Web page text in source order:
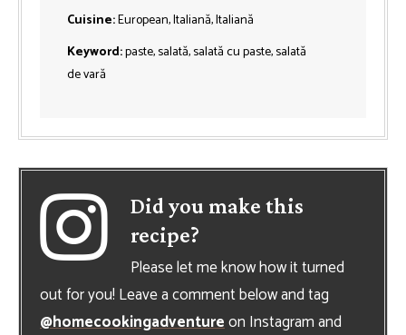
Cuisine:European, Italiană, Italiană
Keyword:paste, salată, salată cu paste, salată
de vară
Did you make this
recipe?
Please let me know how it turned
out for you! Leave a comment below and tag
@homecookingadventureon Instagram and